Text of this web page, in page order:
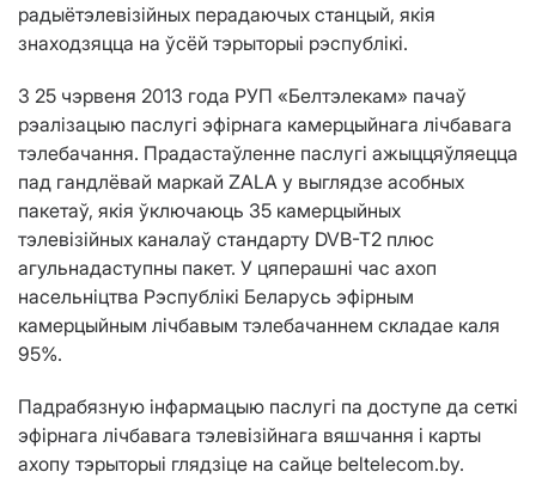
радыётэлевізійных перадаючых станцый, якія
знаходзяцца на ўсёй тэрыторыі рэспублікі.
З 25 чэрвеня 2013 года РУП «Белтэлекам» пачаў
рэалізацыю паслугі эфірнага камерцыйнага лічбавага
тэлебачання. Прадастаўленне паслугі ажыццяўляецца
пад гандлёвай маркай ZALA у выглядзе асобных
пакетаў, якія ўключаюць 35 камерцыйных
тэлевізійных каналаў стандарту DVB-T2 плюс
агульнадаступны пакет. У цяперашні час ахоп
насельніцтва Рэспублікі Беларусь эфірным
камерцыйным лічбавым тэлебачаннем складае каля
95%.
Падрабязную інфармацыю паслугі па доступе да сеткі
эфірнага лічбавага тэлевізійнага вяшчання і карты
ахопу тэрыторыі глядзіце на сайце beltelecom.by.